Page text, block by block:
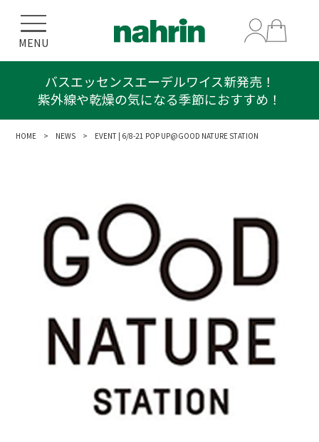
MENU
バスエッセンスエーデルワイス新発売！
紫外線や乾燥の気になる季節におすすめ！
HOME > NEWS > EVENT | 6/8-21 POP UP@GOOD NATURE STATION